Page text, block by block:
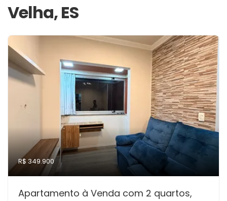
Velha, ES
R$ 349.900
Apartamento à Venda com 2 quartos,